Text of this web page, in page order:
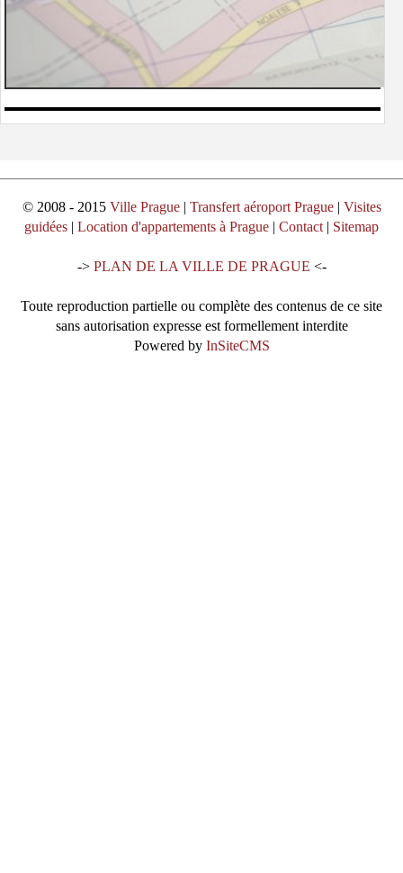
© 2008 - 2015 Ville Prague| Transfert aéroport Prague| Visites
guidées | Location d'appartements à Prague | Contact | Sitemap
-> PLAN DE LA VILLE DE PRAGUE <-
Toute reproduction partielle ou complète des contenus de ce site
sans autorisation expresse est formellement interdite
Powered by InSiteCMS